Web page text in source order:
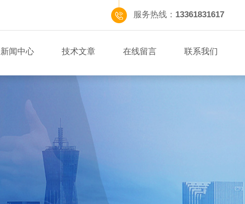
服务热线： 13361831617
新闻中心 技术文章 在线留言 联系我们